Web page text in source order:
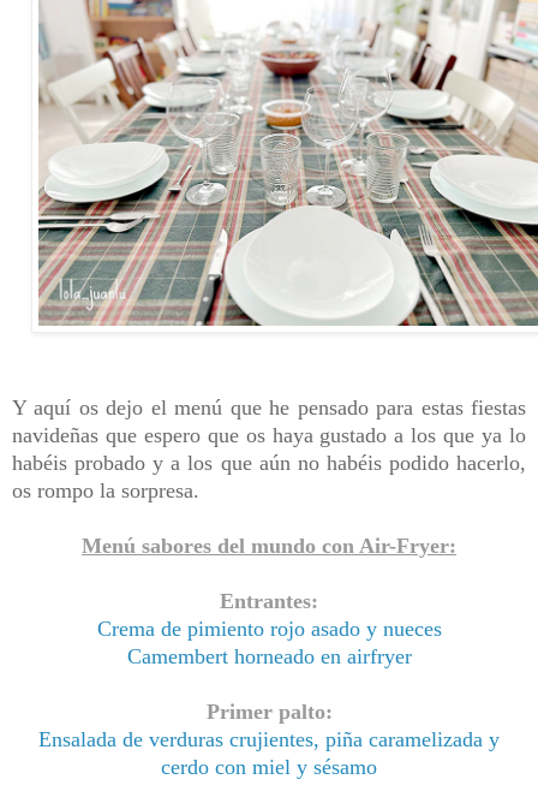
Y aquí os dejo el menú que he pensado para estas fiestas
navideñas que espero que os haya gustado a los que ya lo
habéis probado y a los que aún no habéis podido hacerlo,
os rompo la sorpresa.
Menú sabores del mundo con Air-Fryer:
Entrantes:
Crema de pimiento rojo asado y nueces
Camembert horneado en airfryer
Primer palto:
Ensalada de verduras crujientes, piña caramelizada y
cerdo con miel y sésamo